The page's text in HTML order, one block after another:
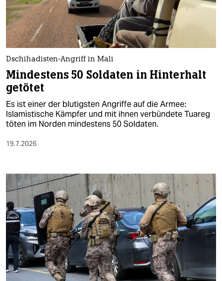
nord
wahrheit
verlag
verlag
veranstaltungen
shop
fragen & hilfe
abo
genossenschaft
epaper login
Dschihadisten-Angriff in Mali
Mindestens 50 Soldaten in Hinterhalt
getötet
Es ist einer der blutigsten Angriffe auf die Armee:
Islamistische Kämpfer und mit ihnen verbündete Tuareg
töten im Norden mindestens 50 Soldaten.
19.7.2026